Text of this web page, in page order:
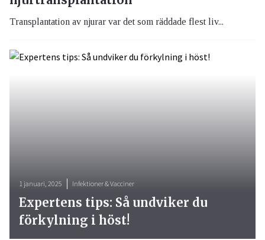
Transplantation av njurar var det som räddade flest liv...
1 januari, 2025 Infektioner & Vacciner
Expertens tips: Så undviker du
förkylning i höst!